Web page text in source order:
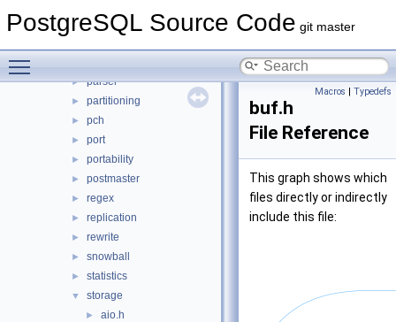
PostgreSQL Source Code git master
► mb
► parser
► partitioning
► pch
► port
► portability
► postmaster
► regex
► replication
► rewrite
► snowball
► statistics
▼ storage
► aio.h
Macros | Typedefs
buf.h
File Reference
This graph shows which
files directly or indirectly
include this file: